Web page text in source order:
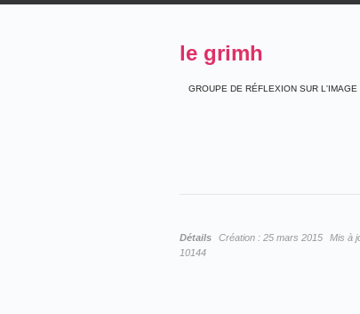
le grimh
GROUPE DE RÉFLEXION SUR
Détails Création : 25 mars 2015 Mis à
10144